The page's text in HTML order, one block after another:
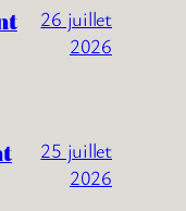
26 juillet
2026
25 juillet
2026